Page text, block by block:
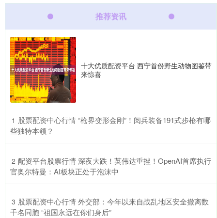
推荐资讯
十大优质配资平台 西宁首份野生动物图鉴带
来惊喜
1 ​股票配资中心行情 “枪界变形金刚”！阅兵装备191式步枪有哪
些独特本领？
2 ​配资平台股票行情 深夜大跌！英伟达重挫！OpenAI首席执行
官奥尔特曼：AI板块正处于泡沫中
3 ​股票配资中心行情 外交部：今年以来自战乱地区安全撤离数
千名同胞 “祖国永远在你们身后”